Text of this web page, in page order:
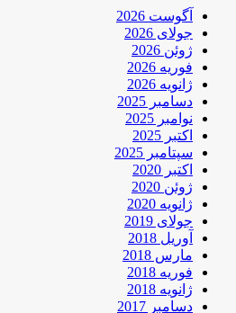
آگوست 2026
جولای 2026
ژوئن 2026
فوریه 2026
ژانویه 2026
دسامبر 2025
نوامبر 2025
اکتبر 2025
سپتامبر 2025
اکتبر 2020
ژوئن 2020
ژانویه 2020
جولای 2019
آوریل 2018
مارس 2018
فوریه 2018
ژانویه 2018
دسامبر 2017